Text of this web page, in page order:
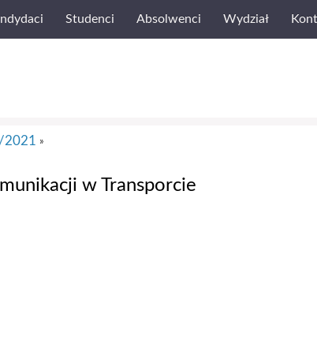
Studenci Absolwenci Wydział
2021 »
w Transporcie